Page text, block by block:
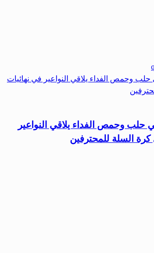
حلب وحمص الفداء يلاقي النواعير
السلة للمحترفين